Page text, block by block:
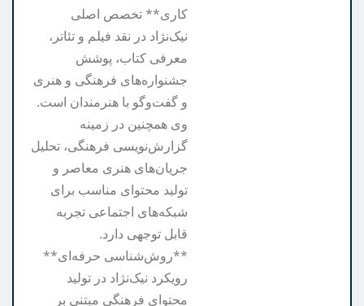
کاری** تخصص اصلی
نیک‌نژاد در نقد فیلم و تئاتر،
معرفی کتاب، پوشش
جشنواره‌های فرهنگی و هنری
و گفت‌وگو با هنرمندان است.
وی همچنین در زمینه
گزارش‌نویسی فرهنگی، تحلیل
جریان‌های هنری معاصر و
تولید محتوای مناسب برای
شبکه‌های اجتماعی تجربه
قابل توجهی دارد.
**روش‌شناسی حرفه‌ای**
رویکرد نیک‌نژاد در تولید
محتوای فرهنگی مبتنی بر